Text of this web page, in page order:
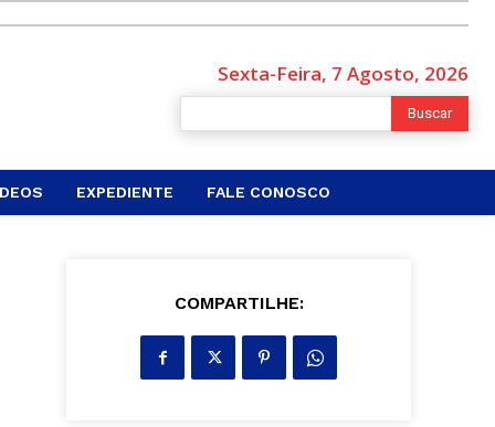
Sexta-Feira, 7 Agosto, 2026
Buscar
EXPEDIENTE FALE CONOSCO
COMPARTILHE: